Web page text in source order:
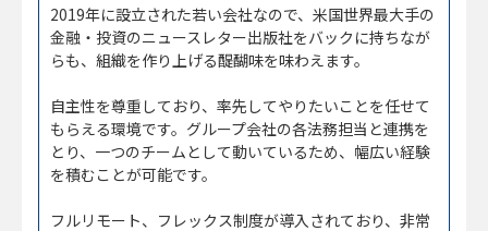
2019年に設立された若い会社なので、米国世界最大手の
金融・投資のニュースレター出版社をバックに持ちなが
らも、組織を作り上げる醍醐味を味わえます。
自主性を尊重しており、率先してやりたいことを任せて
もらえる環境です。グループ会社の各法務担当と連携を
とり、一つのチームとして動いているため、幅広い経験
を積むことが可能です。
フルリモート、フレックス制度が導入されており、非常